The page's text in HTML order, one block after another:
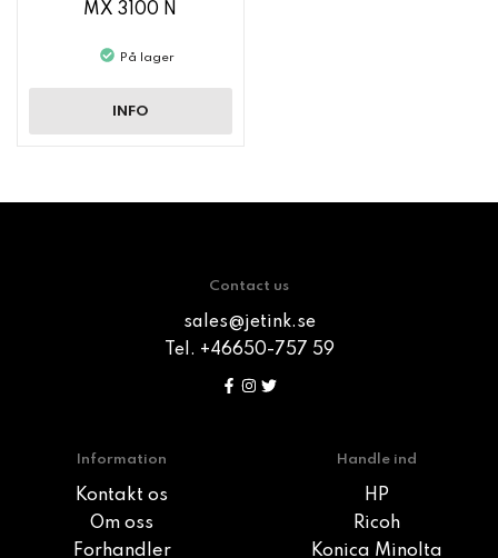
MX 3100 N
På lager
INFO
Contact us
sales@jetink.se
Tel. +46650-757 59
Information
Kontakt os
Om oss
Forhandler
Handle ind
HP
Ricoh
Konica Minolta